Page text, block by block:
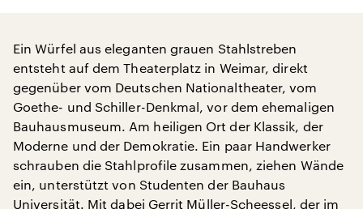
Ein Würfel aus eleganten grauen Stahlstreben
entsteht auf dem Theaterplatz in Weimar, direkt
gegenüber vom Deutschen Nationaltheater, vom
Goethe- und Schiller-Denkmal, vor dem ehemaligen
Bauhausmuseum. Am heiligen Ort der Klassik, der
Moderne und der Demokratie. Ein paar Handwerker
schrauben die Stahlprofile zusammen, ziehen Wände
ein, unterstützt von Studenten der Bauhaus
Universität. Mit dabei Gerrit Müller-Scheessel, der im